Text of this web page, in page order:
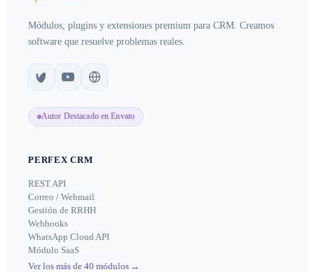
Módulos, plugins y extensiones premium para CRM. Creamos
software que resuelve problemas reales.
Autor Destacado en Envato
PERFEX CRM
REST API
Correo / Webmail
Gestión de RRHH
Webhooks
WhatsApp Cloud API
Módulo SaaS
Ver los más de 40 módulos →